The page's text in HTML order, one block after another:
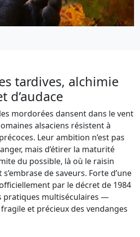
tardives, alchimie
d’audace
mordorées dansent dans le vent
alsaciens résistent à
Leur ambition n’est pas
mais d’étirer la maturité
du possible, là où le raisin
de saveurs. Forte d’une
par le décret de 1984
multiséculaires —
fragile et précieux des vendanges